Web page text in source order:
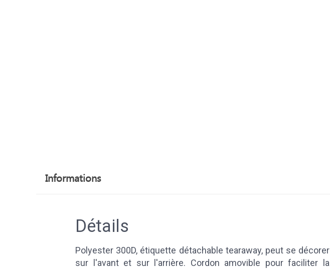
Informations
Détails
Polyester 300D, étiquette détachable tearaway, peut se décorer
sur l'avant et sur l'arrière. Cordon amovible pour faciliter la